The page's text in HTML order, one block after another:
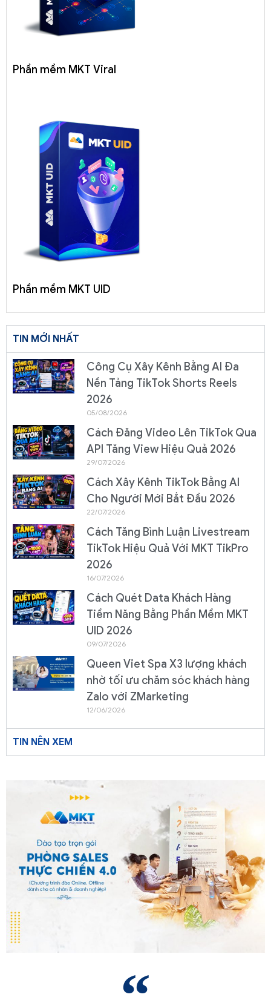
Phần mềm MKT Viral
Phần mềm MKT UID
TIN MỚI NHẤT
Công Cụ Xây Kênh Bằng AI Đa
Nền Tảng TikTok Shorts Reels
2026
05/08/2026
Cách Đăng Video Lên TikTok Qua
API Tăng View Hiệu Quả 2026
29/07/2026
Cách Xây Kênh TikTok Bằng AI
Cho Người Mới Bắt Đầu 2026
22/07/2026
Cách Tăng Bình Luận Livestream
TikTok Hiệu Quả Với MKT TikPro
2026
16/07/2026
Cách Quét Data Khách Hàng
Tiềm Năng Bằng Phần Mềm MKT
UID 2026
09/07/2026
Queen Viet Spa X3 lượng khách
nhờ tối ưu chăm sóc khách hàng
Zalo với ZMarketing
12/06/2026
TIN NÊN XEM